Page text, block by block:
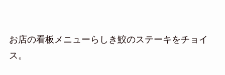
お店の看板メニューらしき鮫のステーキをチョイ
ス。